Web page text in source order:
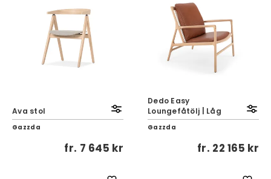
Ava stol
Gazzda
fr. 7 645 kr
Dedo Easy
Loungefåtölj | Låg
Gazzda
fr. 22 165 kr